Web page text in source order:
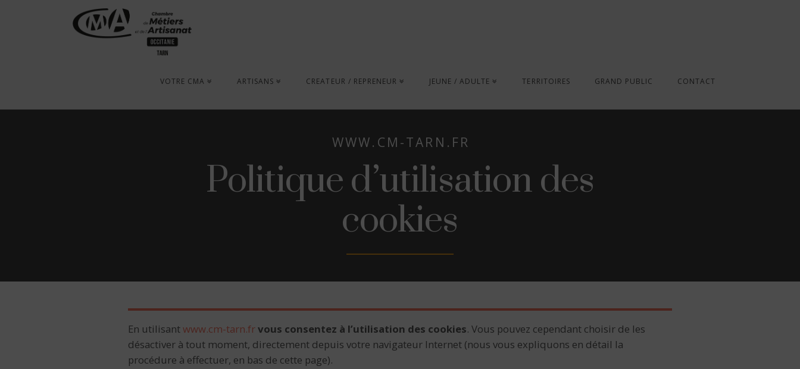
VOTRE CMA ARTISANS CREATEUR / REPRENEUR JEUNE / ADULTE TERRITOIRES GRAND PUBLIC CONTACT
WWW.CM-TARN.FR
Politique d’utilisation des
cookies
En utilisantwww.cm-tarn.frvous consentez à l’utilisation des cookies. Vous pouvez cependant choisir de les
désactiver à tout moment, directement depuis votre navigateur Internet (nous vous expliquons en détail la
procédure à effectuer, en bas de cette page).